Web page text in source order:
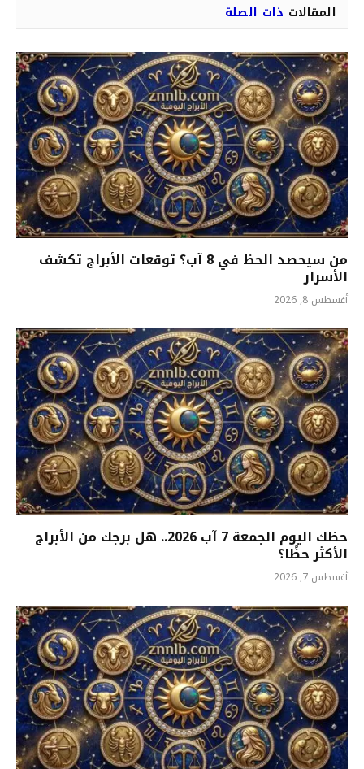
المقالات ذات الصلة
من سيحصد الحظ في 8 آب؟ توقعات الأبراج تكشف
الأسرار
أغسطس 8, 2026
حظك اليوم الجمعة 7 آب 2026.. هل برجك من الأبراج
الأكثر حظًا؟
أغسطس 7, 2026